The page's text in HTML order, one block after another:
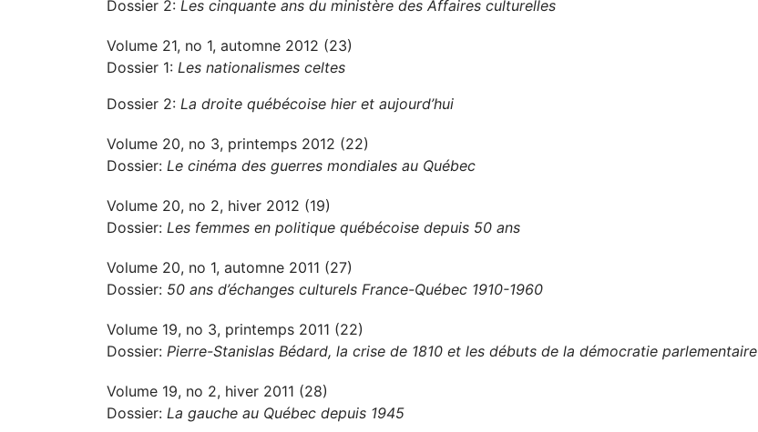
Dossier 2: Les cinquante ans du ministère des Affaires culturelles
Volume 21, no 1, automne 2012 (23)
Dossier 1: Les nationalismes celtes
Dossier 2: La droite québécoise hier et aujourd’hui
Volume 20, no 3, printemps 2012 (22)
Dossier: Le cinéma des guerres mondiales au Québec
Volume 20, no 2, hiver 2012 (19)
Dossier: Les femmes en politique québécoise depuis 50 ans
Volume 20, no 1, automne 2011 (27)
Dossier: 50 ans d’échanges culturels France-Québec 1910-1960
Volume 19, no 3, printemps 2011 (22)
Dossier: Pierre-Stanislas Bédard, la crise de 1810 et les débuts de la démocratie parlementaire
Volume 19, no 2, hiver 2011 (28)
Dossier: La gauche au Québec depuis 1945